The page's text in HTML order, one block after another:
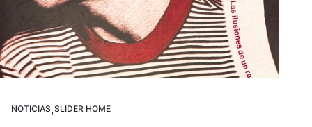
NOTICIAS,SLIDER HOME